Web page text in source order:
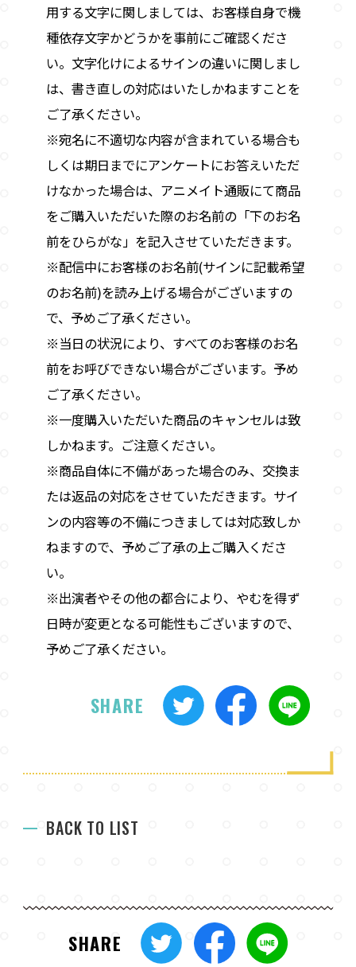
用する文字に関しましては、お客様自身で機
種依存文字かどうかを事前にご確認くださ
い。文字化けによるサインの違いに関しまし
は、書き直しの対応はいたしかねますことを
ご了承ください。
※宛名に不適切な内容が含まれている場合も
しくは期日までにアンケートにお答えいただ
けなかった場合は、アニメイト通販にて商品
をご購入いただいた際のお名前の「下のお名
前をひらがな」を記入させていただきます。
※配信中にお客様のお名前(サインに記載希望
のお名前)を読み上げる場合がございますの
で、予めご了承ください。
※当日の状況により、すべてのお客様のお名
前をお呼びできない場合がございます。予め
ご了承ください。
※一度購入いただいた商品のキャンセルは致
しかねます。ご注意ください。
※商品自体に不備があった場合のみ、交換ま
たは返品の対応をさせていただきます。サイ
ンの内容等の不備につきましては対応致しか
ねますので、予めご了承の上ご購入くださ
い。
※出演者やその他の都合により、やむを得ず
日時が変更となる可能性もございますので、
予めご了承ください。
SHARE
BACK TO LIST
SHARE